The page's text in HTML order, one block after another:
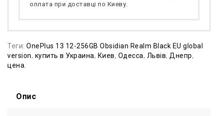
оплата при доставці по Киеву.
Теги: OnePlus 13 12-256GB Obsidian Realm Black EU global
version, купить в Украина, Киев, Одесса, Львів, Днепр,
цена.
Опис